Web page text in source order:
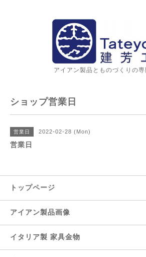
アイアン製品とものづくりの専
ショップ営業日
営業日 2022-02-28 (Mon)
営業日
トップページ
アイアン製品画像
イタリア製 家具金物